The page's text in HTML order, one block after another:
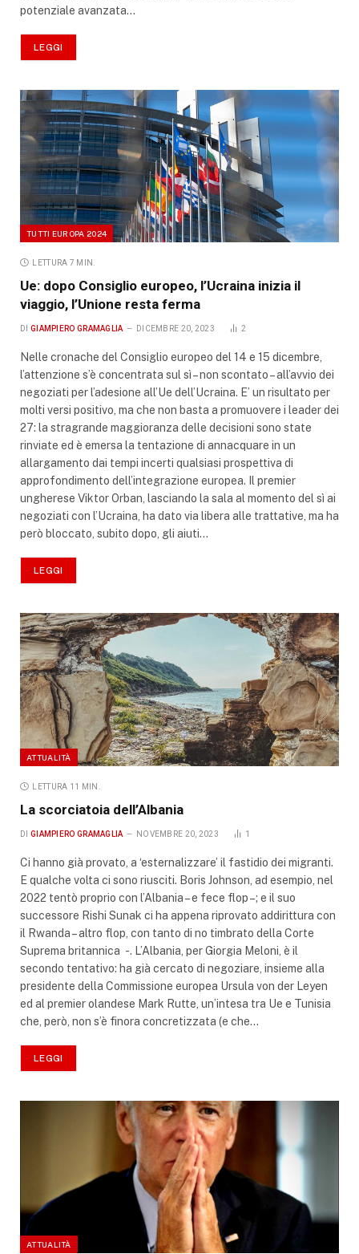
potenziale avanzata…
LEGGI
TUTTI EUROPA 2024
LETTURA 7 MIN.
Ue: dopo Consiglio europeo, l’Ucraina inizia il
viaggio, l’Unione resta ferma
DI GIAMPIERO GRAMAGLIA DICEMBRE 20, 2023 2
Nelle cronache del Consiglio europeo del 14 e 15 dicembre,
l’attenzione s’è concentrata sul sì – non scontato – all’avvio dei
negoziati per l’adesione all’Ue dell’Ucraina. E’ un risultato per
molti versi positivo, ma che non basta a promuovere i leader dei
27: la stragrande maggioranza delle decisioni sono state
rinviate ed è emersa la tentazione di annacquare in un
allargamento dai tempi incerti qualsiasi prospettiva di
approfondimento dell’integrazione europea. Il premier
ungherese Viktor Orban, lasciando la sala al momento del sì ai
negoziati con l’Ucraina, ha dato via libera alle trattative, ma ha
però bloccato, subito dopo, gli aiuti…
LEGGI
ATTUALITÀ
LETTURA 11 MIN.
La scorciatoia dell’Albania
DI GIAMPIERO GRAMAGLIA NOVEMBRE 20, 2023 1
Ci hanno già provato, a ‘esternalizzare’ il fastidio dei migranti.
E qualche volta ci sono riusciti. Boris Johnson, ad esempio, nel
2022 tentò proprio con l’Albania – e fece flop –; e il suo
successore Rishi Sunak ci ha appena riprovato addirittura con
il Rwanda – altro flop, con tanto di no timbrato della Corte
Suprema britannica -. L’Albania, per Giorgia Meloni, è il
secondo tentativo: ha già cercato di negoziare, insieme alla
presidente della Commissione europea Ursula von der Leyen
ed al premier olandese Mark Rutte, un’intesa tra Ue e Tunisia
che, però, non s’è finora concretizzata (e che…
LEGGI
ATTUALITÀ